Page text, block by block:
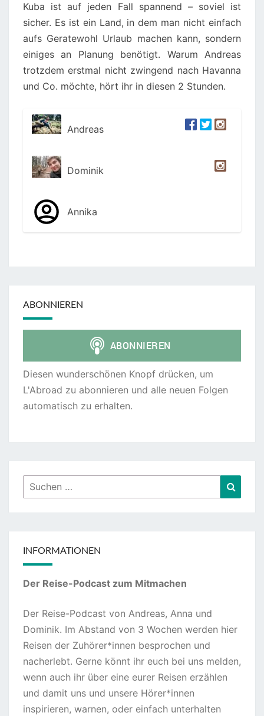
Kuba ist auf jeden Fall spannend – soviel ist
sicher. Es ist ein Land, in dem man nicht einfach
aufs Geratewohl Urlaub machen kann, sondern
einiges an Planung benötigt. Warum Andreas
trotzdem erstmal nicht zwingend nach Havanna
und Co. möchte, hört ihr in diesen 2 Stunden.
Andreas
Dominik
Annika
ABONNIEREN
Diesen wunderschönen Knopf drücken, um
L'Abroad zu abonnieren und alle neuen Folgen
automatisch zu erhalten.
Suchen
nach:
INFORMATIONEN
Der Reise-Podcast zum Mitmachen
Der Reise-Podcast von Andreas, Anna und
Dominik. Im Abstand von 3 Wochen werden hier
Reisen der Zuhörer*innen besprochen und
nacherlebt. Gerne könnt ihr euch bei uns melden,
wenn auch ihr über eine eurer Reisen erzählen
und damit uns und unsere Hörer*innen
inspirieren, warnen, oder einfach unterhalten